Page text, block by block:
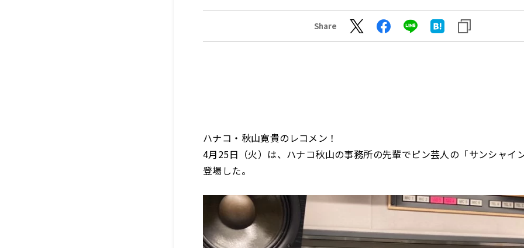
Share
ハナコ・秋山寛貴のレコメン！
4月25日（火）は、ハナコ秋山の事務所の先輩でピン芸人の「サンシャイ
登場した。